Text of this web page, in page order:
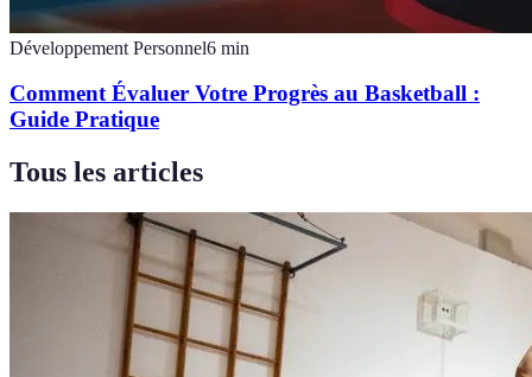
Développement Personnel6 min
Comment Évaluer Votre Progrès au Basketball :
Guide Pratique
Tous les articles